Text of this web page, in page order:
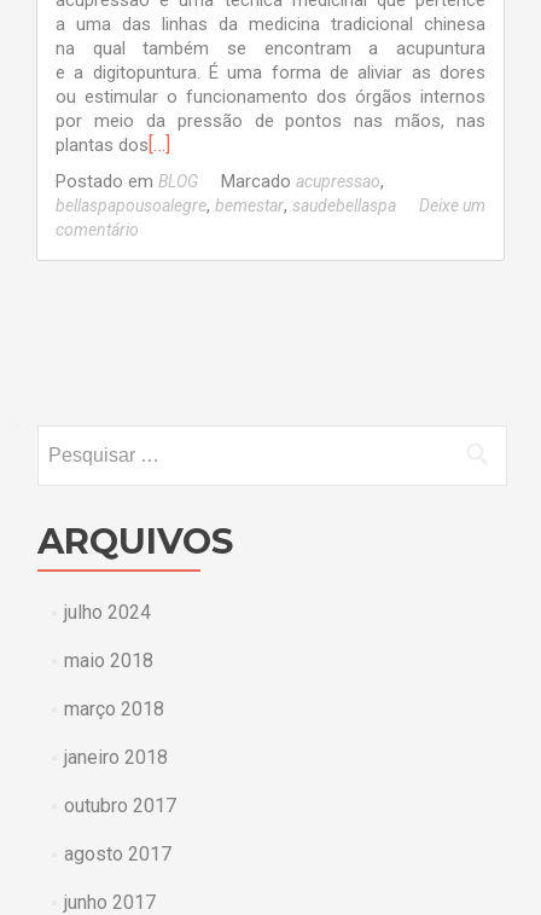
a uma das linhas da medicina tradicional chinesa
na qual também se encontram a acupuntura
e a digitopuntura. É uma forma de aliviar as dores
ou estimular o funcionamento dos órgãos internos
por meio da pressão de pontos nas mãos, nas
plantas dos[…]
Postado em BLOG Marcado acupressao,
bellaspapousoalegre, bemestar, saudebellaspa
Deixe um
comentário
por:
ARQUIVOS
julho 2024
maio 2018
março 2018
janeiro 2018
outubro 2017
agosto 2017
junho 2017